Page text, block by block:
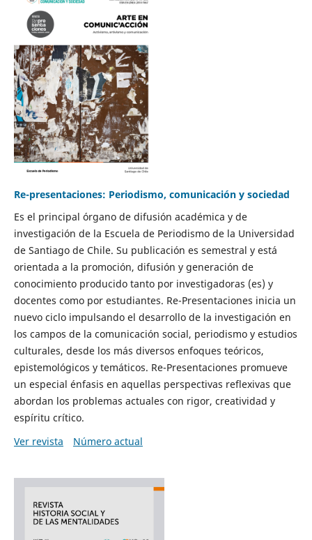
Re-presentaciones: Periodismo, comunicación y sociedad
Es el principal órgano de difusión académica y de
investigación de la Escuela de Periodismo de la Universidad
de Santiago de Chile. Su publicación es semestral y está
orientada a la promoción, difusión y generación de
conocimiento producido tanto por investigadoras (es) y
docentes como por estudiantes. Re-Presentaciones inicia un
nuevo ciclo impulsando el desarrollo de la investigación en
los campos de la comunicación social, periodismo y estudios
culturales, desde los más diversos enfoques teóricos,
epistemológicos y temáticos. Re-Presentaciones promueve
un especial énfasis en aquellas perspectivas reflexivas que
abordan los problemas actuales con rigor, creatividad y
espíritu crítico.
Ver revista
Número actual